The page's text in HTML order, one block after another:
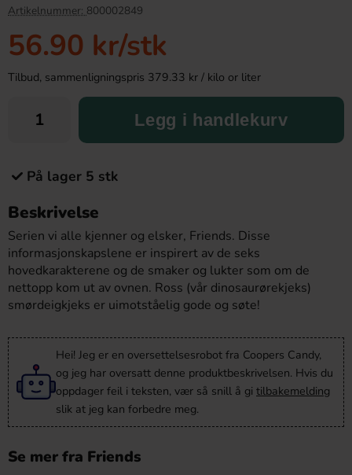
Köp
Artikelnummer: 800002849
56.90 kr/stk
Tilbud, sammenligningspris 379.33 kr / kilo or liter
Legg i handlekurv
På lager 5 stk
Beskrivelse
Serien vi alle kjenner og elsker, Friends. Disse
informasjonskapslene er inspirert av de seks
hovedkarakterene og de smaker og lukter som om de
nettopp kom ut av ovnen. Ross (vår dinosaurørekjeks)
smørdeigkjeks er uimotståelig gode og søte!
Hei! Jeg er en oversettelsesrobot fra Coopers Candy,
og jeg har oversatt denne produktbeskrivelsen. Hvis du
oppdager feil i teksten, vær så snill å gi tilbakemelding
slik at jeg kan forbedre meg.
Se mer fra Friends